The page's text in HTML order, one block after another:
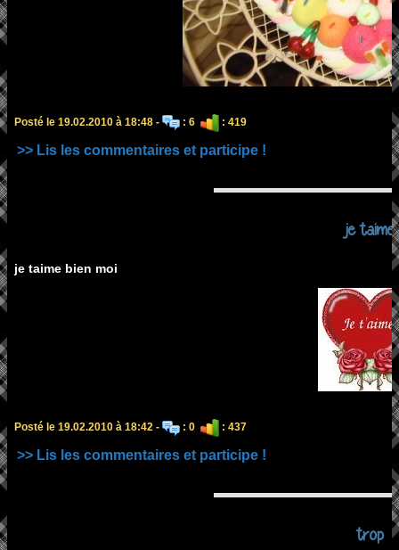
Posté le 19.02.2010 à 18:48 - : 6 : 419
>> Lis les commentaires et participe !
je taime
je taime bien moi
Posté le 19.02.2010 à 18:42 - : 0 : 437
>> Lis les commentaires et participe !
trop